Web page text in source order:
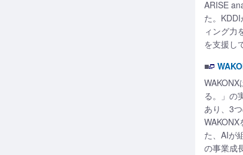
ARISE
た。
ィング力
を支援し
■
る。」の
あり、3
た、AIが
の事業成